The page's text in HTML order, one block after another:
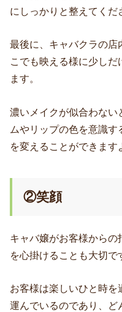
にしっかりと整えてくだ
最後に、キャバクラの店
こでも映える様に少しだ
ます。
濃いメイクが似合わない
ムやリップの色を意識
を変えることができます
②笑顔
キャバ嬢がお客様から
を心掛けることも大切で
お客様は楽しいひと時
運んでいるのであり、